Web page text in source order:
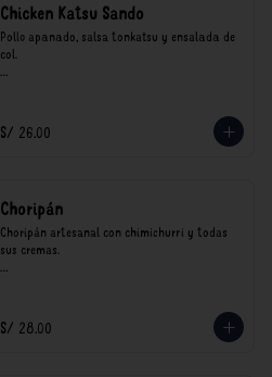
Chicken Katsu Sando
Pollo apanado, salsa tonkatsu y ensalada de
col.
consumo.
S/ 26.00
Choripán
Choripán artesanal con chimichurri y todas
sus cremas.
consumo.
S/ 28.00